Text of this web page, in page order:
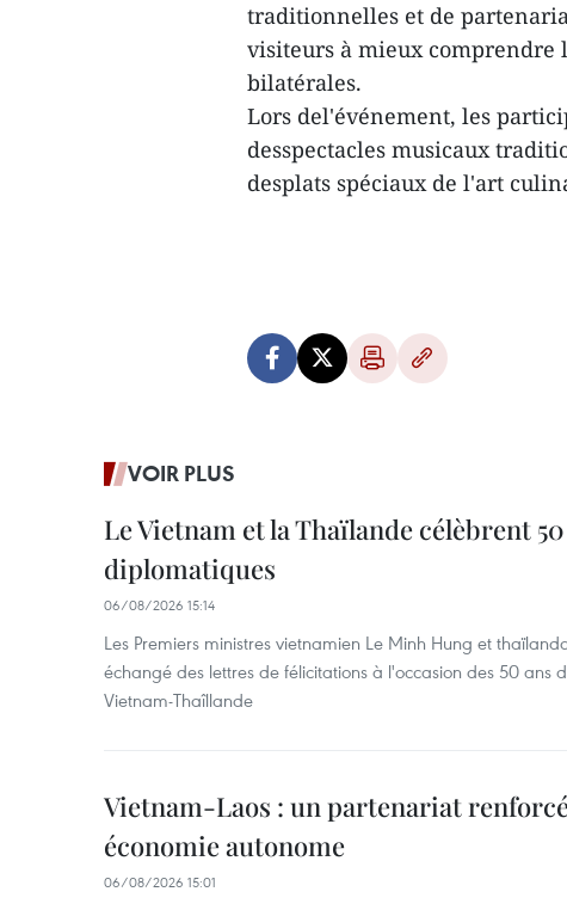
traditionnelles et de
visiteurs à mieux comprendre
bilatérales.
Lors del'événement, les
desspectacles musicaux
desplats spéciaux de l'art
VOIR PLUS
Le Vietnam et la Thaïlande célèbrent
diplomatiques
06/08/2026 15:14
Les Premiers ministres vietnamien Le Minh Hung et
échangé des lettres de félicitations à l'occasion des 50 ans
Vietnam-Thaîllande
Vietnam-Laos : un partenariat
économie autonome
06/08/2026 15:01